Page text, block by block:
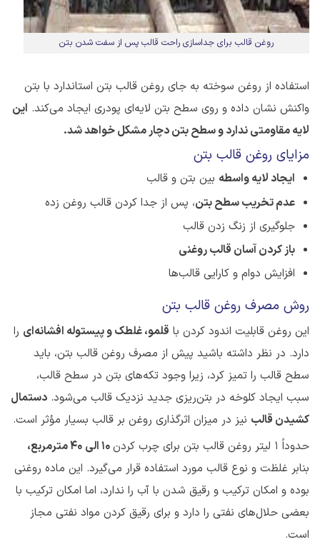
روغن قالب برای جداسازی راحت قالب پس از سفت شدن بتن
استفاده از روغن سوخته به جای روغن قالب بتن استاندارد با بتن
واکنش نشان داده و روی سطح بتن لایه‌ای پودری ایجاد می‌کند. این
لایه مقاومتی ندارد و سطح بتن دچار مشکل خواهد شد.
مزایای روغن قالب بتن
ایجاد لایه واسطه بین بتن و قالب
عدم تخریب سطح بتن، پس از جدا کردن قالب روغن زده
جلوگیری از زنگ زدن قالب
باز کردن آسان قالب روغنی
افزایش دوام و کارایی قالب‌ها
روش مصرف روغن قالب بتن
این روغن قابلیت اندود کردن با قلمو، غلطک و پیستوله افشانه‌ای را
دارد. در نظر داشته باشید پیش از مصرف روغن قالب بتن، باید
سطح قالب را تمیز کرد، زیرا وجود تکه‌های بتن در سطح قالب،
سبب ایجاد کلوخه در بتن‌ریزی جدید نزدیک قالب می‌شود. دستمال
کشیدن قالب نیز در میزان اثرگذاری روغن بر قالب بسیار مؤثر است.
حدوداً 1 لیتر روغن قالب بتن برای چرب کردن
بنابر غلظت و نوع قالب مورد استفاده قرار می‌گیرد. این ماده روغنی
بوده و امکان ترکیب و رقیق شدن با آب را ندارد، اما امکان ترکیب با
بعضی حلال‌های نفتی را دارد و برای رقیق کردن مواد نفتی مجاز
است.